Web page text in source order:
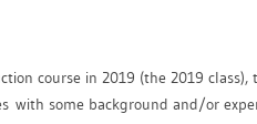
course in 2019 (the 2019
with some background and/or